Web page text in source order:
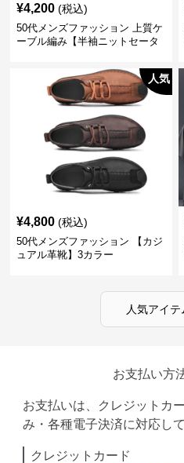
¥4,200 (税込)
50代メンズファッション 上質ケ
ーブル編み【半袖ニットセータ
人気
¥4,800 (税込)
50代メンズファッション 【カジ
ュアル革靴】3カラー
人気アイ
お支払い方
お支払いは、クレジットカ
み・各種電子決済に対応して
クレジットカード